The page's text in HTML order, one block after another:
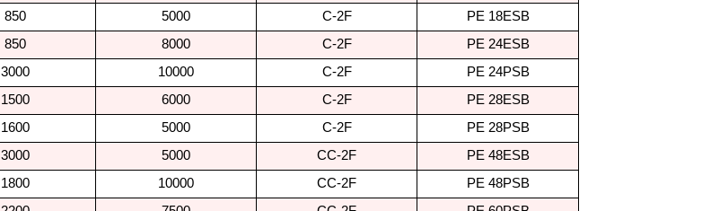
850 5000 C-2F
PE 18ESB
850 8000 C-2F
PE 24ESB
3000 10000 C-2F
PE 24PSB
1500 6000 C-2F
PE 28ESB
1600 5000 C-2F
PE 28PSB
3000 5000 CC-2F
PE 48ESB
1800 10000 CC-2F
PE 48PSB